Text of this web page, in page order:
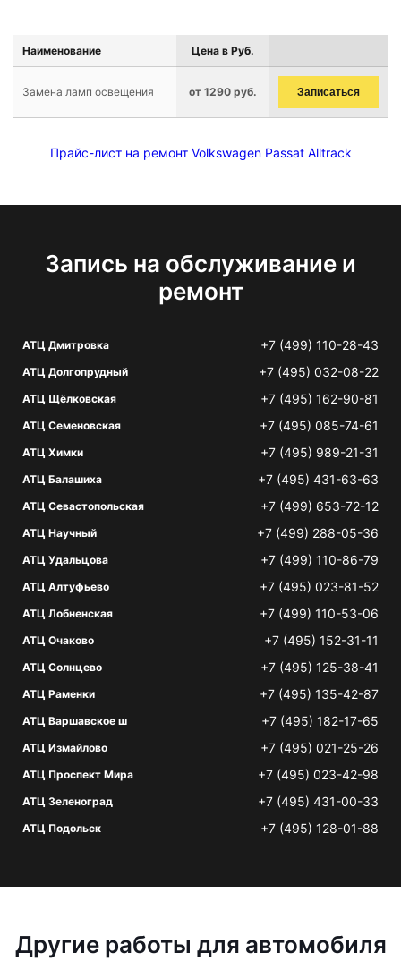
Наименование Цена в Руб.
Замена ламп освещения от 1290 руб. Записаться
Прайс-лист на ремонт Volkswagen Passat Alltrack
Запись на обслуживание и
ремонт
АТЦ Дмитровка +7 (499) 110-28-43
АТЦ Долгопрудный +7 (495) 032-08-22
АТЦ Щёлковская +7 (495) 162-90-81
АТЦ Семеновская +7 (495) 085-74-61
АТЦ Химки +7 (495) 989-21-31
АТЦ Балашиха +7 (495) 431-63-63
АТЦ Севастопольская +7 (499) 653-72-12
АТЦ Научный +7 (499) 288-05-36
АТЦ Удальцова +7 (499) 110-86-79
АТЦ Алтуфьево +7 (495) 023-81-52
АТЦ Лобненская +7 (499) 110-53-06
АТЦ Очаково +7 (495) 152-31-11
АТЦ Солнцево +7 (495) 125-38-41
АТЦ Раменки +7 (495) 135-42-87
АТЦ Варшавское ш +7 (495) 182-17-65
АТЦ Измайлово +7 (495) 021-25-26
АТЦ Проспект Мира +7 (495) 023-42-98
АТЦ Зеленоград +7 (495) 431-00-33
АТЦ Подольск +7 (495) 128-01-88
Другие работы для автомобиля